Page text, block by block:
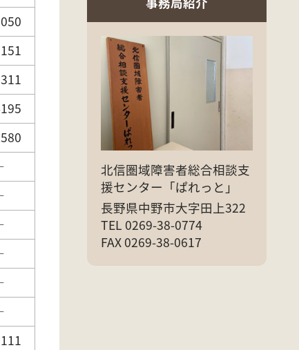
北信圏域障害者総合相談支
援センター「ぱれっと」
長野県中野市大字田上322
TEL 0269-38-0774
FAX 0269-38-0617